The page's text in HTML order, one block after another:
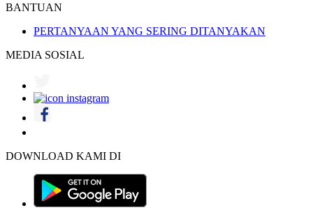
BANTUAN
PERTANYAAN YANG SERING DITANYAKAN
MEDIA SOSIAL
DOWNLOAD KAMI DI